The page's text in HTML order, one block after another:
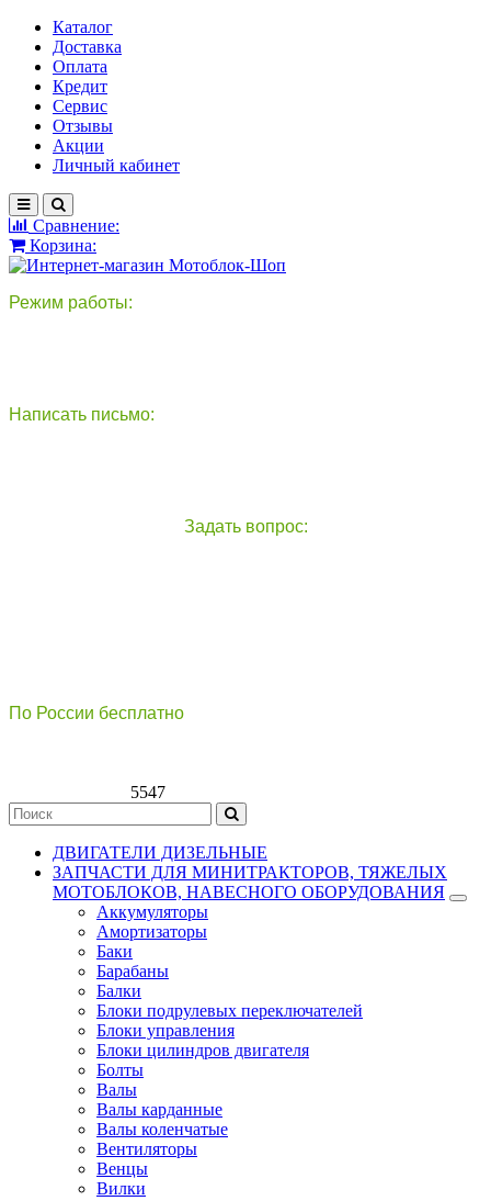
Каталог
Доставка
Оплата
Кредит
Сервис
Отзывы
Акции
Личный кабинет
Сравнение:
Корзина:
Режим работы:
Написать письмо:
Задать вопрос:
По России бесплатно
5547
ДВИГАТЕЛИ ДИЗЕЛЬНЫЕ
ЗАПЧАСТИ ДЛЯ МИНИТРАКТОРОВ, ТЯЖЕЛЫХ
МОТОБЛОКОВ, НАВЕСНОГО ОБОРУДОВАНИЯ
Аккумуляторы
Амортизаторы
Баки
Барабаны
Балки
Блоки подрулевых переключателей
Блоки управления
Блоки цилиндров двигателя
Болты
Валы
Валы карданные
Валы коленчатые
Вентиляторы
Венцы
Вилки